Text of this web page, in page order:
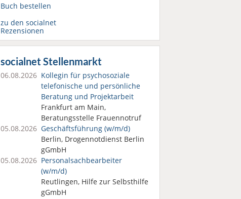
Buch bestellen
zu den socialnet
Rezensionen
socialnet Stellenmarkt
06.08.2026 Kollegin für psychosoziale
telefonische und persönliche
Beratung und Projektarbeit
Frankfurt am Main,
Beratungsstelle Frauennotruf
05.08.2026 Geschäftsführung (w/m/d)
Berlin, Drogennotdienst Berlin
gGmbH
05.08.2026 Personalsach­bearbeiter
(w/m/d)
Reutlingen, Hilfe zur Selbsthilfe
gGmbH